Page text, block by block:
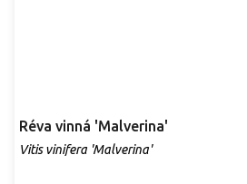
Réva vinná 'Malverina'
Vitis vinifera 'Malverina'